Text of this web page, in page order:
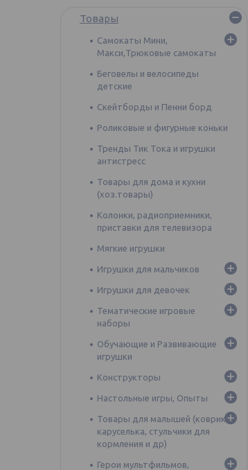
Товары
Самокаты Мини,
Макси,Трюковые самокаты
Беговелы и велосипеды
детские
Скейтборды и Пенни борд
Роликовые и фигурные коньки
Тренды Тик Тока и игрушки
антистресс
Товары для дома и кухни
(хоз.товары)
Колонки, радиоприемники,
приставки для телевизора
Мягкие игрушки
Игрушки для мальчиков
Игрушки для девочек
Тематические игровые
наборы
Обучающие и Развивающие
игрушки
Конструкторы
Настольные игры, Опыты
Товары для малышей (коврик,
каруселька, стульчики для
кормления и др)
Герои мультфильмов,